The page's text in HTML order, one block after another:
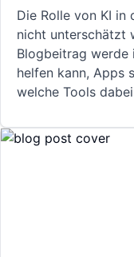
Die Rolle von KI
nicht unterschätzt
Blogbeitrag werde
helfen kann, Apps
welche Tools